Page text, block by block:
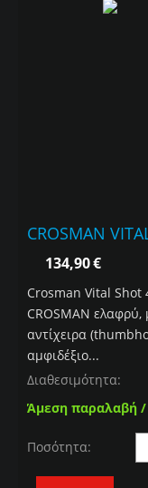
CROSMAN
134,90€
Crosman Vital Shot
CROSMAN ελαφρύ,
αντίχειρα
αμφιδέξιο...
Διαθεσιμότητα:
Άμεση παραλαβή
Ποσότητα: